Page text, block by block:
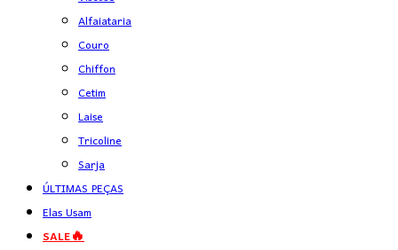
Alfaiataria
Couro
Chiffon
Cetim
Laise
Tricoline
Sarja
ÚLTIMAS PEÇAS
Elas Usam
SALE🔥